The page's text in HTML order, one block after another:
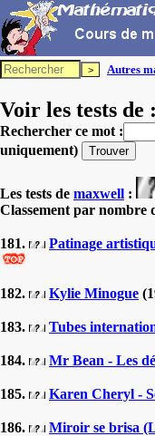
Autres
Voir les tests de :
Rechercher ce mot :
uniquement)
Les tests de maxwell :
Classement par nombre
181. Patinage
182. Kylie Minogue
183. Tubes
184. Mr Bean - Les
185. Karen Cheryl -
186. Miroir se brisa